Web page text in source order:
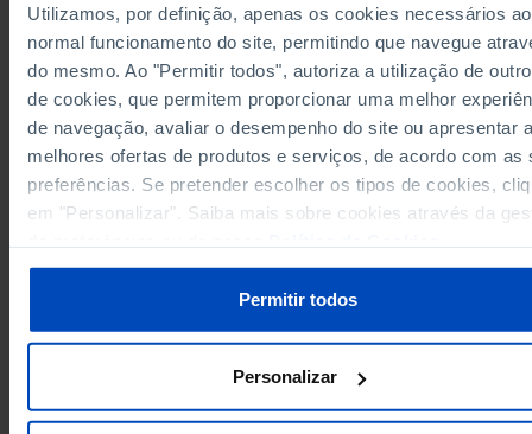
Utilizamos, por definição, apenas os cookies necessários ao
normal funcionamento do site, permitindo que navegue
do mesmo. Ao "Permitir todos", autoriza a utilização de
de cookies, que permitem proporcionar uma melhor
de navegação, avaliar o desempenho do site ou apresentar
melhores ofertas de produtos e serviços, de acordo com as
preferências. Se pretender escolher os tipos de cookies,
em "Personalizar". Saiba mais sobre cookies através da
Permitir todos
Personalizar
2021
888 349 413 126
397
2022
┴ 840 ┴ 393 ┴447 ┴// ┴ 384
2023
838 407 431 //
353
2024
860 437 423 // 336
Fontes/Entidades: INE, PORDATA
Última actualização: 2025-10-10
RELACIONADOS
e exemplares distribuídos gratuitamente por tipo de publicação em
Indivíduos com 16 e mais anos que utilizam computador e Internet em %